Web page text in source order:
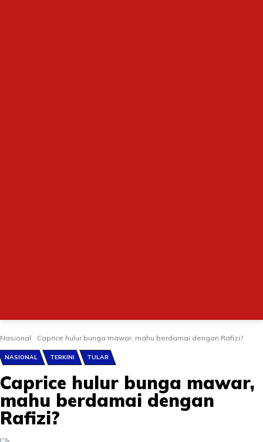
Nasional Caprice hulur bunga mawar, mahu berdamai dengan Rafizi?
NASIONAL TERKINI TULAR
Caprice hulur bunga mawar,
mahu berdamai dengan
Rafizi?